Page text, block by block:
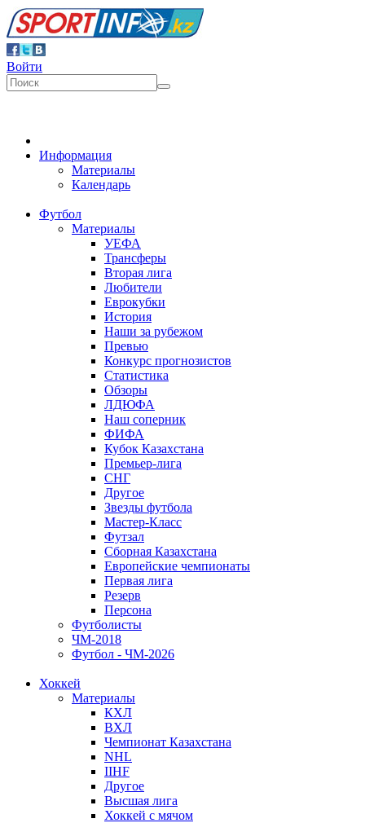
Войти
Информация
Материалы
Календарь
Футбол
Материалы
УЕФА
Трансферы
Вторая лига
Любители
Еврокубки
История
Наши за рубежом
Превью
Конкурс прогнозистов
Статистика
Обзоры
ЛДЮФА
Наш соперник
ФИФА
Кубок Казахстана
Премьер-лига
СНГ
Другое
Звезды футбола
Мастер-Класс
Футзал
Сборная Казахстана
Европейские чемпионаты
Первая лига
Резерв
Персона
Футболисты
ЧМ-2018
Футбол - ЧМ-2026
Хоккей
Материалы
КХЛ
ВХЛ
Чемпионат Казахстана
NHL
IIHF
Другое
Высшая лига
Хоккей с мячом